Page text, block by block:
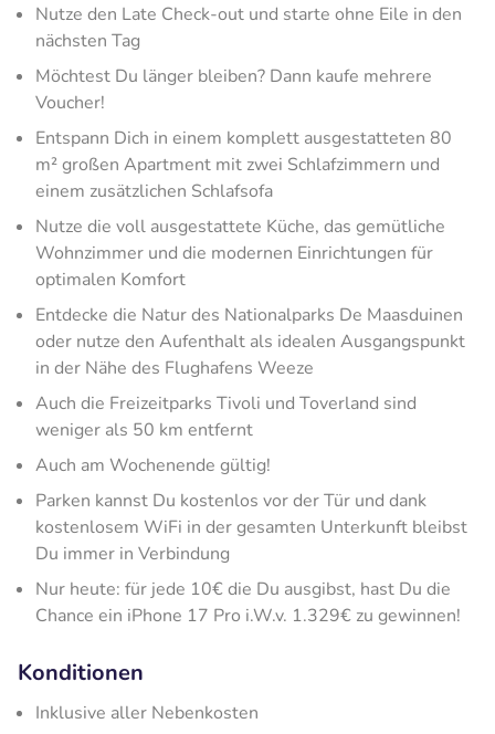
Nutze den Late Check-out und starte ohne Eile in den
nächsten Tag
Möchtest Du länger bleiben? Dann kaufe mehrere
Voucher!
Entspann Dich in einem komplett ausgestatteten 80
m² großen Apartment mit zwei Schlafzimmern und
einem zusätzlichen Schlafsofa
Nutze die voll ausgestattete Küche, das gemütliche
Wohnzimmer und die modernen Einrichtungen für
optimalen Komfort
Entdecke die Natur des Nationalparks De Maasduinen
oder nutze den Aufenthalt als idealen Ausgangspunkt
in der Nähe des Flughafens Weeze
Auch die Freizeitparks Tivoli und Toverland sind
weniger als 50 km entfernt
Auch am Wochenende gültig!
Parken kannst Du kostenlos vor der Tür und dank
kostenlosem WiFi in der gesamten Unterkunft bleibst
Du immer in Verbindung
Nur heute: für jede 10€ die Du ausgibst, hast Du die
Chance ein iPhone 17 Pro i.W.v. 1.329€ zu gewinnen!
Konditionen
Inklusive aller Nebenkosten